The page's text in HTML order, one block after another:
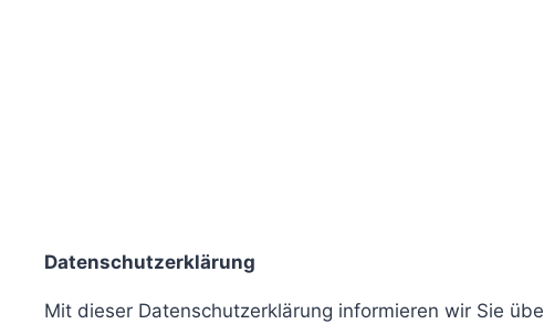
Datenschutzerklärung
Mit dieser Datenschutzerklärung informieren wir Sie